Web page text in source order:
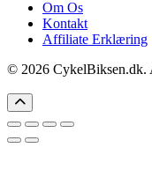
Om Os
Kontakt
Affiliate Erklæring
© 2026 CykelBiksen.dk.